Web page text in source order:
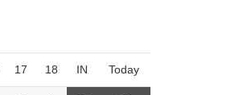
17 18 IN Today